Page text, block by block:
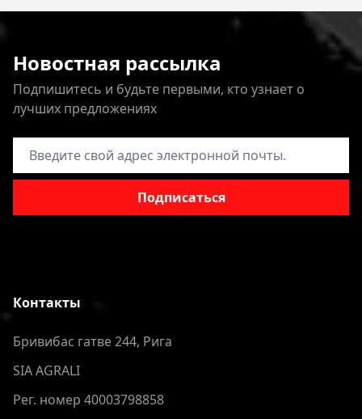
Новостная рассылка
Подпишитесь и будьте первыми, кто узнает о
лучших предложениях
Адрес электронной почты
Подписаться
Контакты
Бривибас гатве 244, Рига
SIA AGRALI
Рег. номер 40003798858